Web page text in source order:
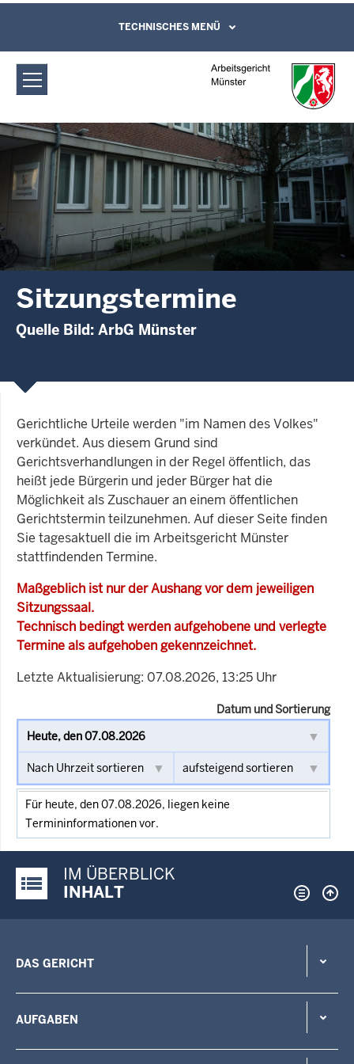
Arbeitsgericht Münster:
Sitzungstermine
Direkt zum Inhalt
Leichte Sprache, Gebärdensprachenvideo
und Kontaktformular
TECHNISCHES MENÜ
Sitzungstermine
Quelle Bild: ArbG Münster
Gerichtliche Urteile werden "im Namen des Volkes"
verkündet. Aus diesem Grund sind
Gerichtsverhandlungen in der Regel öffentlich, das
heißt jede Bürgerin und jeder Bürger hat die
Möglichkeit als Zuschauer an einem öffentlichen
Gerichtstermin teilzunehmen. Auf dieser Seite finden
Sie tagesaktuell die im Arbeitsgericht Münster
stattfindenden Termine.
Maßgeblich ist nur der Aushang vor dem jeweiligen
Sitzungssaal.
Technisch bedingt werden aufgehobene und verlegte
Termine als aufgehoben gekennzeichnet.
Letzte Aktualisierung: 07.08.2026, 13:25 Uhr
Datum und Sortierung
Für heute, den 07.08.2026, liegen keine
Termininformationen vor.
Justiz-Portal im Überblick:
IM ÜBERBLICK
INHALT
DAS GERICHT
AUFGABEN